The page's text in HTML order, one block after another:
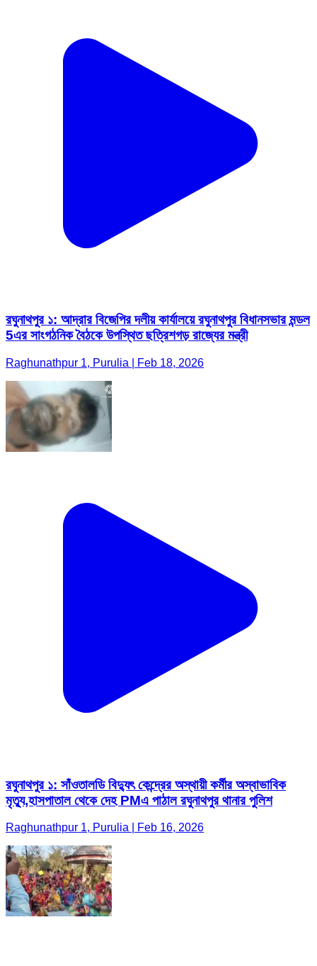
রঘুনাথপুর ১: আদ্রার বিজেপির দলীয় কার্যালয়ে রঘুনাথপুর বিধানসভার মন্ডল
5এর সাংগঠনিক বৈঠকে উপস্থিত ছত্রিশগড় রাজ্যের মন্ত্রী
Raghunathpur 1, Purulia | Feb 18, 2026
রঘুনাথপুর ১: সাঁওতালডি বিদ্যুৎ কেন্দ্রের অস্থায়ী কর্মীর অস্বাভাবিক
মৃত্যু,হাসপাতাল থেকে দেহ PMএ পাঠাল রঘুনাথপুর থানার পুলিশ
Raghunathpur 1, Purulia | Feb 16, 2026